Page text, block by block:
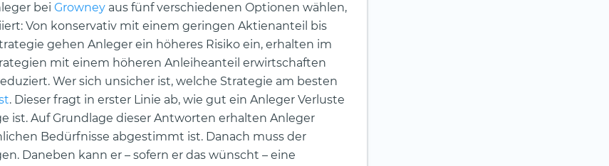
bei Growney aus fünf verschiedenen Optionen wählen,
Von konservativ mit einem geringen Aktienanteil bis
gehen Anleger ein höheres Risiko ein, erhalten im
mit einem höheren Anleiheanteil erwirtschaften
Wer sich unsicher ist, welche Strategie am besten
. Dieser fragt in erster Linie ab, wie gut ein Anleger Verluste
ist. Auf Grundlage dieser Antworten erhalten Anleger
Bedürfnisse abgestimmt ist. Danach muss der
Daneben kann er – sofern er das wünscht – eine